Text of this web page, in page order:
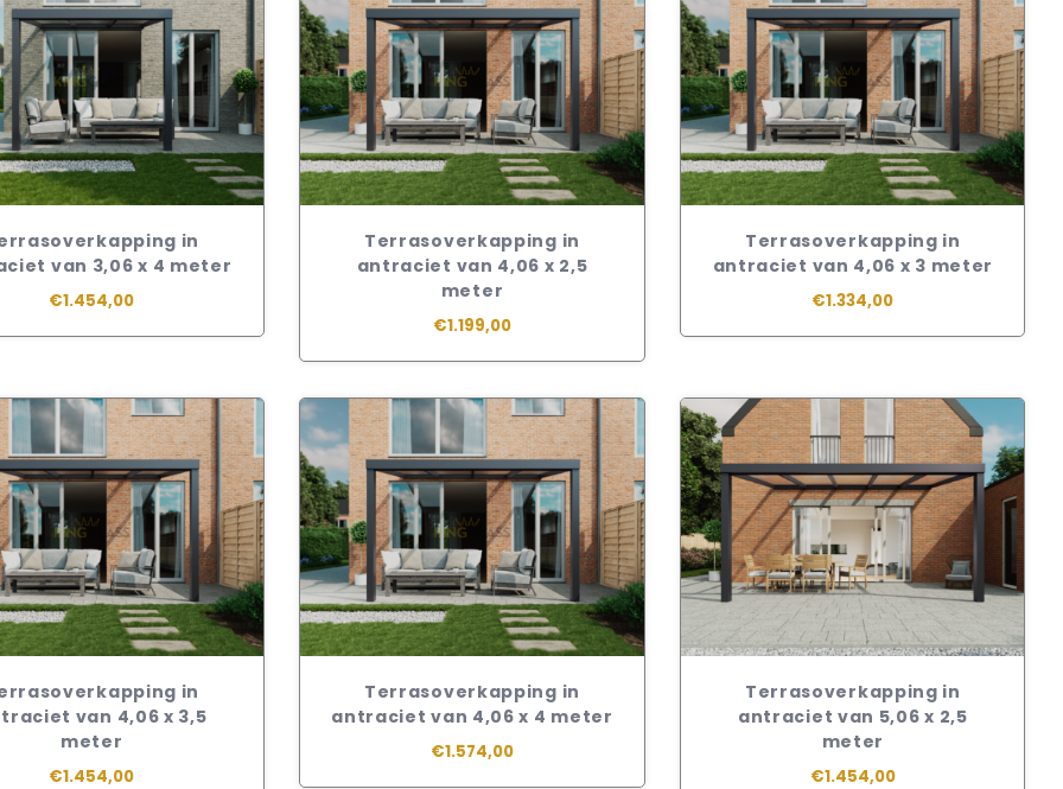
in
van 3,06 x 4 meter
€1.454,00
Terrasoverkapping in
antraciet van 4,06 x 2,5
meter
€1.199,00
Terrasoverkapping in
antraciet van 4,06 x 3 meter
€1.334,00
in
van 4,06 x 3,5
meter
€1.454,00
Terrasoverkapping in
antraciet van 4,06 x 4 meter
€1.574,00
Terrasoverkapping in
antraciet van 5,06 x 2,5
meter
€1.454,00